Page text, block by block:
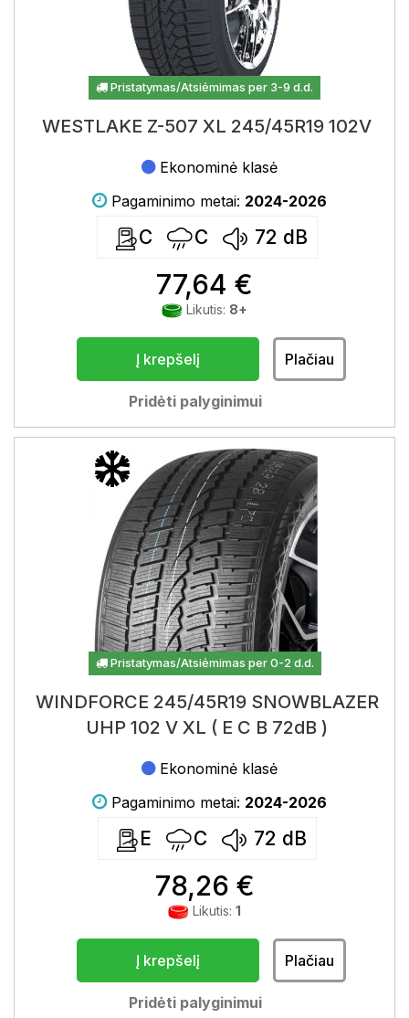
Pristatymas/Atsiėmimas per 3-9 d.d.
WESTLAKE Z-507 XL 245/45R19 102V
Ekonominė klasė
Pagaminimo metai: 2024-2026
C C 72 dB
77,64 €
Likutis: 8+
Į krepšelį Plačiau
Pridėti palyginimui
Pristatymas/Atsiėmimas per 0-2 d.d.
WINDFORCE 245/45R19 SNOWBLAZER
UHP 102 V XL ( E C B 72dB )
Ekonominė klasė
Pagaminimo metai: 2024-2026
E C 72 dB
78,26 €
Likutis: 1
Į krepšelį Plačiau
Pridėti palyginimui